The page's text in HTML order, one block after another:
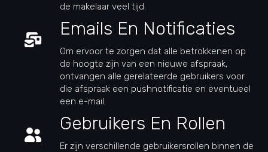
de makelaar veel tijd.
Emails En Notificaties
Om ervoor te zorgen dat alle betrokkenen op
de hoogte zijn van een nieuwe afspraak,
ontvangen alle gerelateerde gebruikers voor
die afspraak een pushnotificatie en eventueel
een e-mail.
Gebruikers En Rollen
Er zijn verschillende gebruikersrollen binnen de